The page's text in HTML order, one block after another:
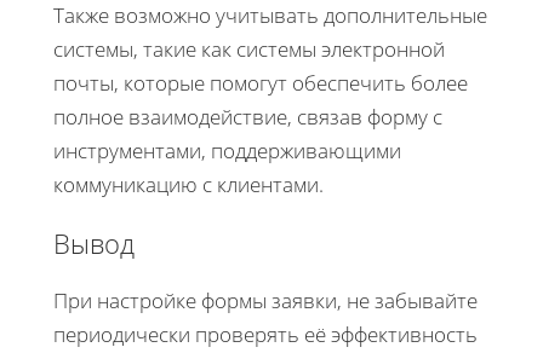
Также возможно учитывать дополнительные
системы, такие как системы электронной
почты, которые помогут обеспечить более
полное взаимодействие, связав форму с
инструментами, поддерживающими
коммуникацию с клиентами.
Вывод
При настройке формы заявки, не забывайте
периодически проверять её эффективность